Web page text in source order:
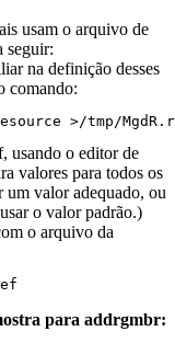
usam o arquivo de
seguir:
na definição desses
comando:
>/tmp/
, usando o editor de
valores para todos os
um valor adequado, ou
o valor padrão.)
o arquivo da
para addrgmbr: